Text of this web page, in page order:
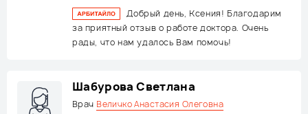
Добрый день, Ксения! Благодарим
за приятный отзыв о работе доктора. Очень
рады, что нам удалось Вам помочь!
Шабурова Светлана
Врач Величко Анастасия Олеговна